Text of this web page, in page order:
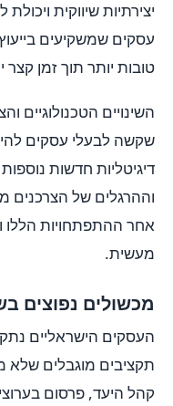
יצירתיות שיווקית
עסקים שמשקיעים
טובות יותר תוך זמן קצר
השינויים הטכנולוגיים
שקשה לבעלי עסקים
דיגיטליות חדשות
וההרגלים של הצרכנים
אחר ההתפתחויות הללו
מעשית.
מכשולים נפוצים
העסקים הישראליים
תקציבים מוגבלים שלא
קהל היעד, פרסום